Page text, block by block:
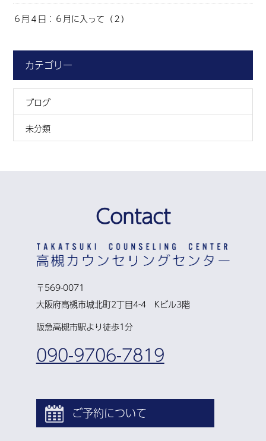
６月４日：６月に入って（２）
カテゴリー
ブログ
未分類
Contact
〒569-0071
大阪府高槻市城北町2丁目4-4 Kビル3階
阪急高槻市駅より徒歩1分
090-9706-7819
ご予約について